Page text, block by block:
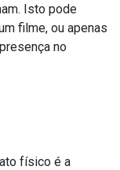
Isto pode
filme, ou apenas
no
físico é a